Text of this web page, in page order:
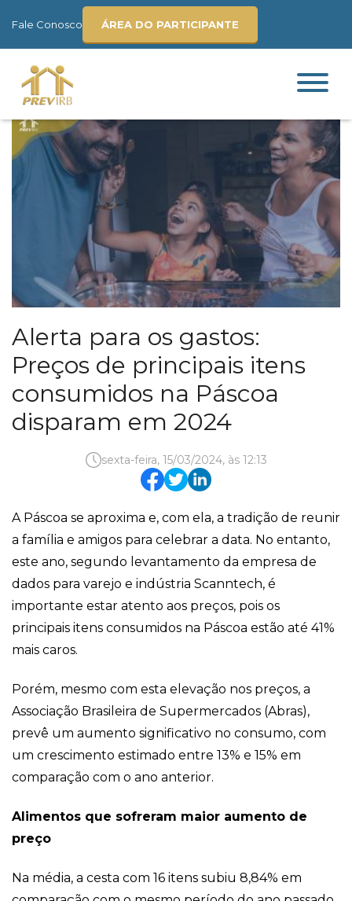
Fale Conosco ÁREA DO PARTICIPANTE
Alerta para os gastos:
Preços de principais itens
consumidos na Páscoa
disparam em 2024
sexta-feira, 15/03/2024, às 12:13
A Páscoa se aproxima e, com ela, a tradição de reunir
a família e amigos para celebrar a data. No entanto,
este ano, segundo levantamento da empresa de
dados para varejo e indústria Scanntech, é
importante estar atento aos preços, pois os
principais itens consumidos na Páscoa estão até 41%
mais caros.
Porém, mesmo com esta elevação nos preços, a
Associação Brasileira de Supermercados (Abras),
prevê um aumento significativo no consumo, com
um crescimento estimado entre 13% e 15% em
comparação com o ano anterior.
Alimentos que sofreram maior aumento de
preço
Na média, a cesta com 16 itens subiu 8,84% em